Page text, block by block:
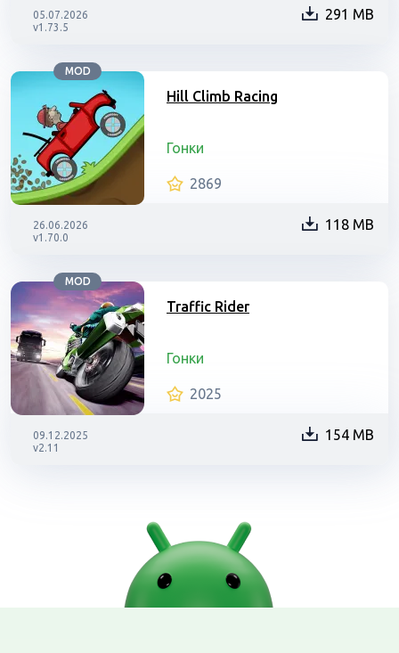
05.07.2026
v1.73.5
291 MB
MOD
Hill Climb Racing
Гонки
2869
26.06.2026
v1.70.0
118 MB
MOD
Traffic Rider
Гонки
2025
09.12.2025
v2.11
154 MB